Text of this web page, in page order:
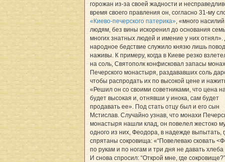
горожан из-за своей жадности и
время своего правления он, согласно 31-му
«Киево-печерского патерика», «много
людям, без вины искоренил до основания
многих знатных людей и имение у них
народное бедствие служило князю лишь
наживы. К примеру, когда в Киеве резко
на соль, Святополк конфисковал запасы
Печерского монастыря, раздававших соль
чтобы распродать их по высокой цене и
«Решил он со своими советниками, что цена
будет высокая и, отнявши у инока, сам будет
продавать ее». Под стать отцу был и его сын
Мстислав. Случайно узнав, что монахи
монастыря нашли клад, он повелел жестоко
одного из них, Феодора, в надежде выпытать,
спрятаны сокровища: «“Повелеваю сковать
по рукам и по ногам и три дня не давать хлеба
И снова спросил: “Открой мне, где